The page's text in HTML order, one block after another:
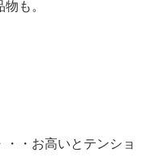
物も。
・・お高いとテンショ